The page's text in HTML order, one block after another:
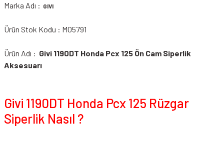
Marka Adı : GIVI
Ürün Stok Kodu : M05791
Ürün Adı : Givi 1190DT Honda Pcx 125 Ön Cam Siperlik
Aksesuarı
Givi 1190DT Honda Pcx 125 Rüzgar
Siperlik Nasıl ?